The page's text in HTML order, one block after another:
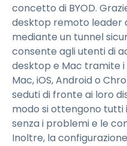
concetto di BYOD.
desktop remoto leader
mediante un tunnel
consente agli utenti di
desktop e Mac tramite i
Mac, iOS, Android o
seduti di fronte ai loro
modo si ottengono tutti
senza i problemi e le
Inoltre, la